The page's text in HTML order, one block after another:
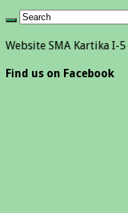
Kartika I-5 Padang
Find us on Facebook